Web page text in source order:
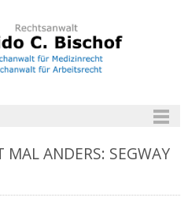
ANDERS: SEGWAY